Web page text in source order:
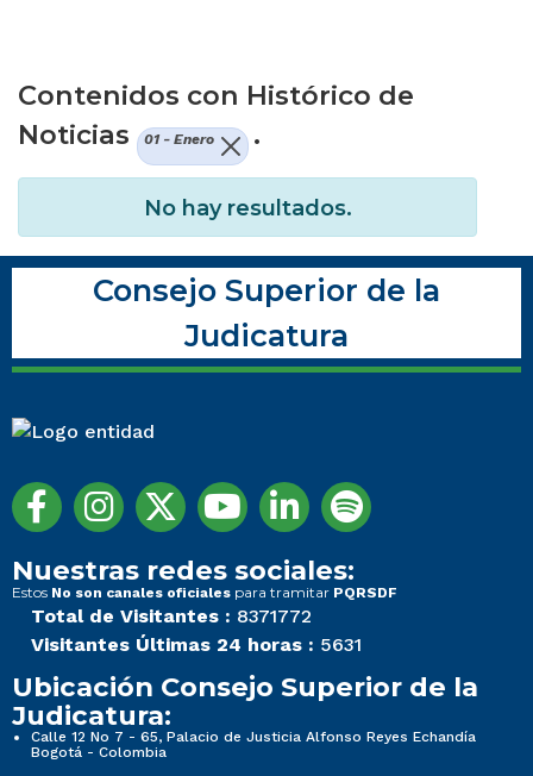
Contenidos con Histórico de
Noticias
01 - Enero .
No hay resultados.
Consejo Superior de la
Judicatura
Nuestras redes sociales:
Estos No son canales oficiales para tramitar PQRSDF
Total de Visitantes : 8371772
Visitantes Últimas 24 horas : 5631
Ubicación Consejo Superior de la
Judicatura:
Calle 12 No 7 - 65, Palacio de Justicia Alfonso Reyes Echandía
Bogotá - Colombia